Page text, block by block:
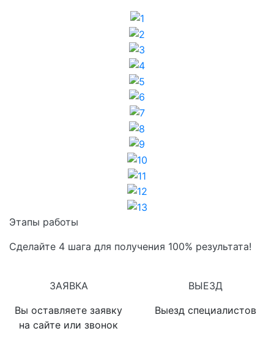
1
4
7
10
12
13
Этапы работы
Сделайте 4 шага для получения 100% результата!
ЗАЯВКА
Вы оставляете заявку
на сайте или звонок
ВЫЕЗД
Выезд специалистов